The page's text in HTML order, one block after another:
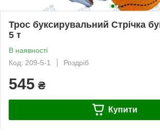
Трос буксирувальний Стрічка
5 т
В наявності
Код: 209-5-1
Роздріб
545 ₴
Купити